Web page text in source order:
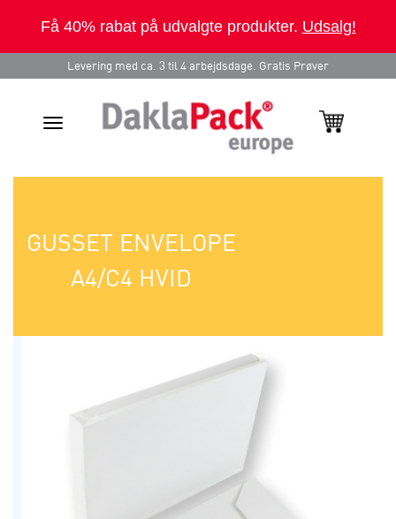
Få 40% rabat på udvalgte produkter. Udsalg!
Levering med ca. 3 til 4 arbejdsdage. Gratis Prøver
Toggle
GUSSET ENVELOPE
A4/C4 HVID